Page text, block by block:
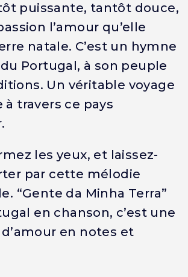
puissante, tantôt douce,
l’amour qu’elle
natale. C’est un hymne
Portugal, à son peuple
Un véritable voyage
travers ce pays
les yeux, et laissez-
par cette mélodie
“Gente da Minha Terra”
en chanson, c’est une
en notes et